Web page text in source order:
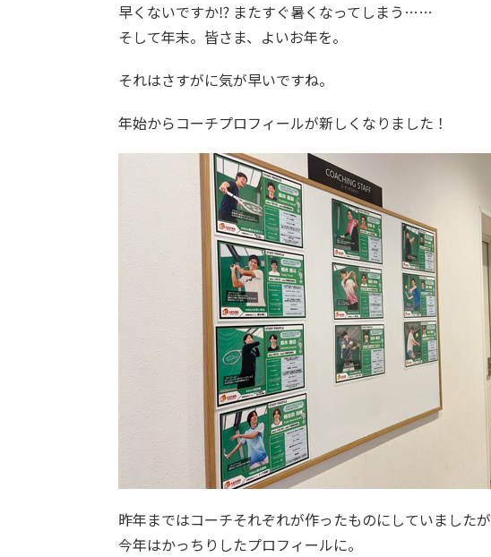
早くないですか⁉ またすぐ暑くなってしまう……
そして年末。皆さま、よいお年を。
それはさすがに気が早いですね。
年始からコーチプロフィールが新しくなりました！
昨年まではコーチそれぞれが作ったものにしていましたが
今年はかっちりしたプロフィールに。